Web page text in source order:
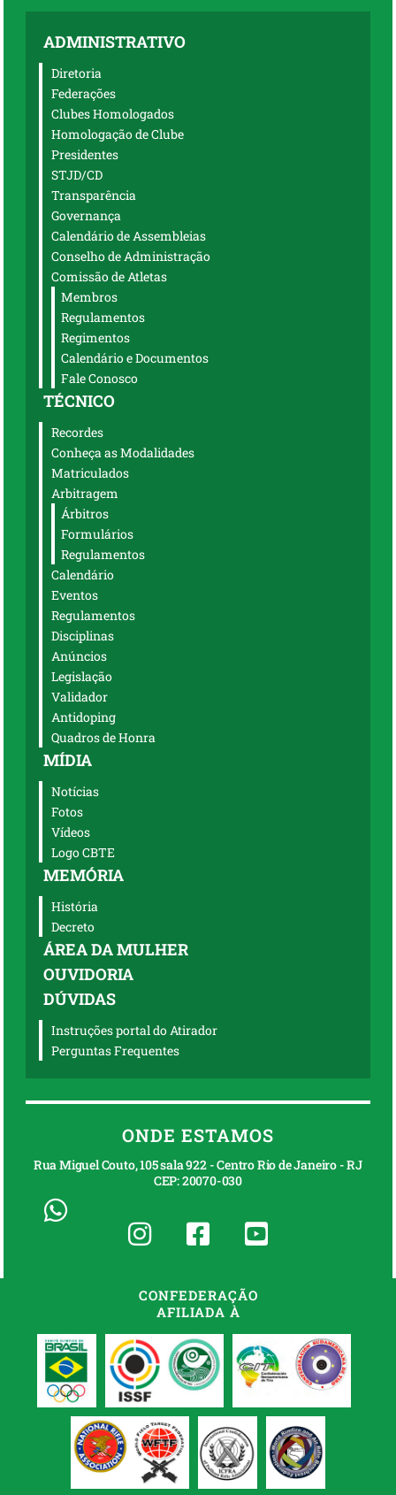
ADMINISTRATIVO
Diretoria
Federações
Clubes Homologados
Homologação de Clube
Presidentes
STJD/CD
Transparência
Governança
Calendário de Assembleias
Conselho de Administração
Comissão de Atletas
Membros
Regulamentos
Regimentos
Calendário e Documentos
Fale Conosco
TÉCNICO
Recordes
Conheça as Modalidades
Matriculados
Arbitragem
Árbitros
Formulários
Regulamentos
Calendário
Eventos
Regulamentos
Disciplinas
Anúncios
Legislação
Validador
Antidoping
Quadros de Honra
MÍDIA
Notícias
Fotos
Vídeos
Logo CBTE
MEMÓRIA
História
Decreto
ÁREA DA MULHER
OUVIDORIA
DÚVIDAS
Instruções portal do Atirador
Perguntas Frequentes
ONDE ESTAMOS
Rua Miguel Couto, 105 sala 922 - Centro Rio de Janeiro - RJ
CEP: 20070-030
CONFEDERAÇÃO
AFILIADA À